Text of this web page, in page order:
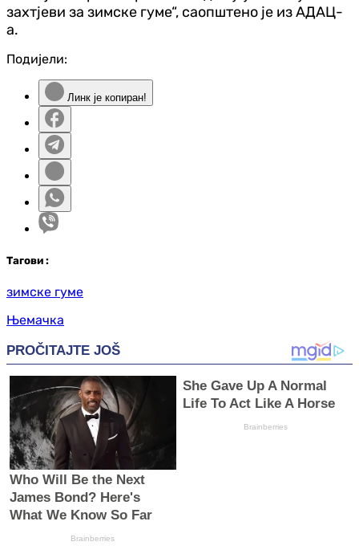
захтјеви за зимске гуме“, саопштено је из АДАЦ-
а.
Подијели:
Линк је копиран!
Тагови :
зимске гуме
Њемачка